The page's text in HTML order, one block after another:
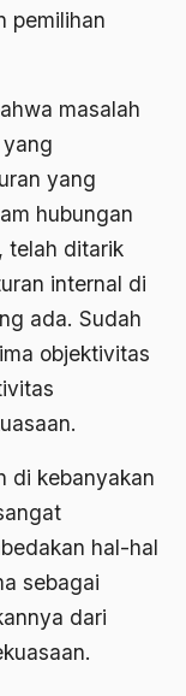
pemilihan
masalah
yang
hubungan
telah ditarik
internal di
ada. Sudah
objektivitas
di kebanyakan
hal-hal
sebagai
dari